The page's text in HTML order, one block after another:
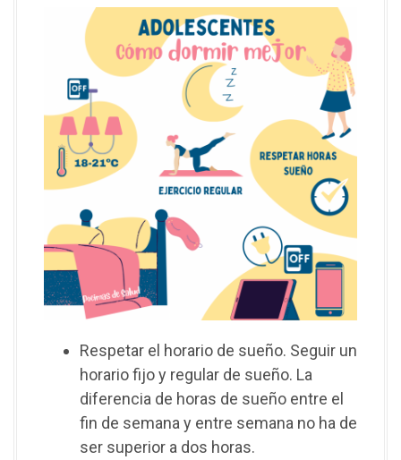
Respetar el horario de sueño. Seguir un
horario fijo y regular de sueño. La
diferencia de horas de sueño entre el
fin de semana y entre semana no ha de
ser superior a dos horas.